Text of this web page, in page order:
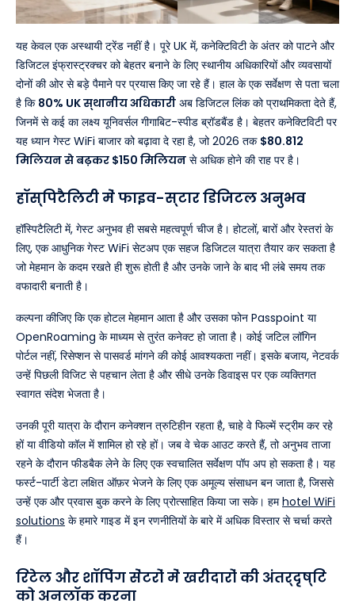
यह केवल एक अस्थायी ट्रेंड नहीं है। पूरे UK में, कनेक्टिविटी के अंतर को पाटने और
डिजिटल इंफ्रास्ट्रक्चर को बेहतर बनाने के लिए स्थानीय अधिकारियों और व्यवसायों
दोनों की ओर से बड़े पैमाने पर प्रयास किए जा रहे हैं। हाल के एक सर्वेक्षण से पता चला
है कि 80% UK स्थानीय अधिकारी अब डिजिटल लिंक को प्राथमिकता देते हैं,
जिनमें से कई का लक्ष्य यूनिवर्सल गीगाबिट-स्पीड ब्रॉडबैंड है। बेहतर कनेक्टिविटी पर
यह ध्यान गेस्ट WiFi बाजार को बढ़ावा दे रहा है, जो 2026 तक $80.812
मिलियन से बढ़कर $150 मिलियन से अधिक होने की राह पर है।
हॉस्पिटैलिटी में फाइव-स्टार डिजिटल अनुभव
हॉस्पिटैलिटी में, गेस्ट अनुभव ही सबसे महत्वपूर्ण चीज है। होटलों, बारों और रेस्तरां के
लिए, एक आधुनिक गेस्ट WiFi सेटअप एक सहज डिजिटल यात्रा तैयार कर सकता है
जो मेहमान के कदम रखते ही शुरू होती है और उनके जाने के बाद भी लंबे समय तक
वफादारी बनाती है।
कल्पना कीजिए कि एक होटल मेहमान आता है और उसका फोन Passpoint या
OpenRoaming के माध्यम से तुरंत कनेक्ट हो जाता है। कोई जटिल लॉगिन
पोर्टल नहीं, रिसेप्शन से पासवर्ड मांगने की कोई आवश्यकता नहीं। इसके बजाय, नेटवर्क
उन्हें पिछली विजिट से पहचान लेता है और सीधे उनके डिवाइस पर एक व्यक्तिगत
स्वागत संदेश भेजता है।
उनकी पूरी यात्रा के दौरान कनेक्शन त्रुटिहीन रहता है, चाहे वे फिल्में स्ट्रीम कर रहे
हों या वीडियो कॉल में शामिल हो रहे हों। जब वे चेक आउट करते हैं, तो अनुभव ताजा
रहने के दौरान फीडबैक लेने के लिए एक स्वचालित सर्वेक्षण पॉप अप हो सकता है। यह
फर्स्ट-पार्टी डेटा लक्षित ऑफ़र भेजने के लिए एक अमूल्य संसाधन बन जाता है, जिससे
उन्हें एक और प्रवास बुक करने के लिए प्रोत्साहित किया जा सके। हमhotel WiFi
solutions के हमारे गाइड में इन रणनीतियों के बारे में अधिक विस्तार से चर्चा करते
हैं।
रिटेल और शॉपिंग सेंटरों में खरीदारों की अंतर्दृष्टि
को अनलॉक करना